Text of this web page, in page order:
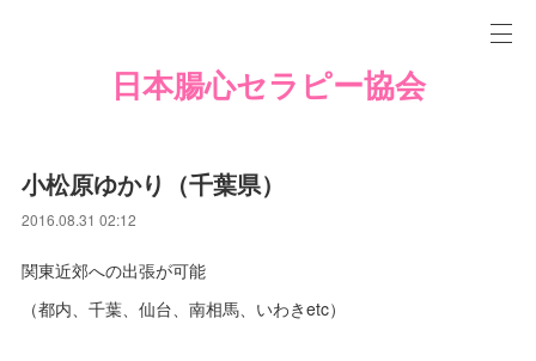
日本腸心セラピー協会
小松原ゆかり（千葉県）
2016.08.31 02:12
関東近郊への出張が可能
（都内、千葉、仙台、南相馬、いわきetc）